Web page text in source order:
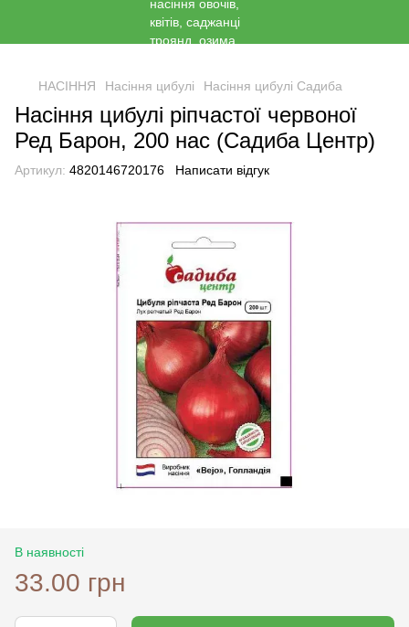
НАСІННЯ Насіння цибулі Насіння цибулі Садиба
Насіння цибулі ріпчастої червоної
Ред Барон, 200 нас (Садиба Центр)
Артикул: 4820146720176 Написати відгук
В наявності
33.00 грн